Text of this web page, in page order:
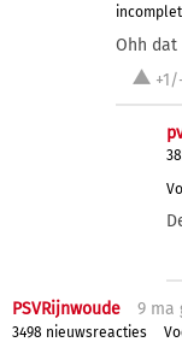
Ohh
PSVRijnwoude 9 ma
3498 nieuwsreacties